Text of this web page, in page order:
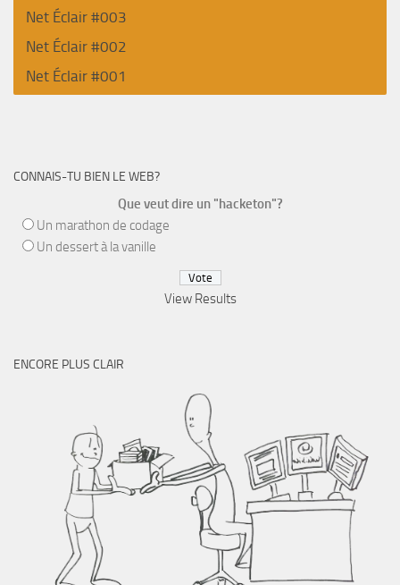
Net Éclair #003
Net Éclair #002
Net Éclair #001
CONNAIS-TU BIEN LE WEB?
Que veut dire un "hacketon"?
Un marathon de codage
Un dessert à la vanille
View Results
ENCORE PLUS CLAIR